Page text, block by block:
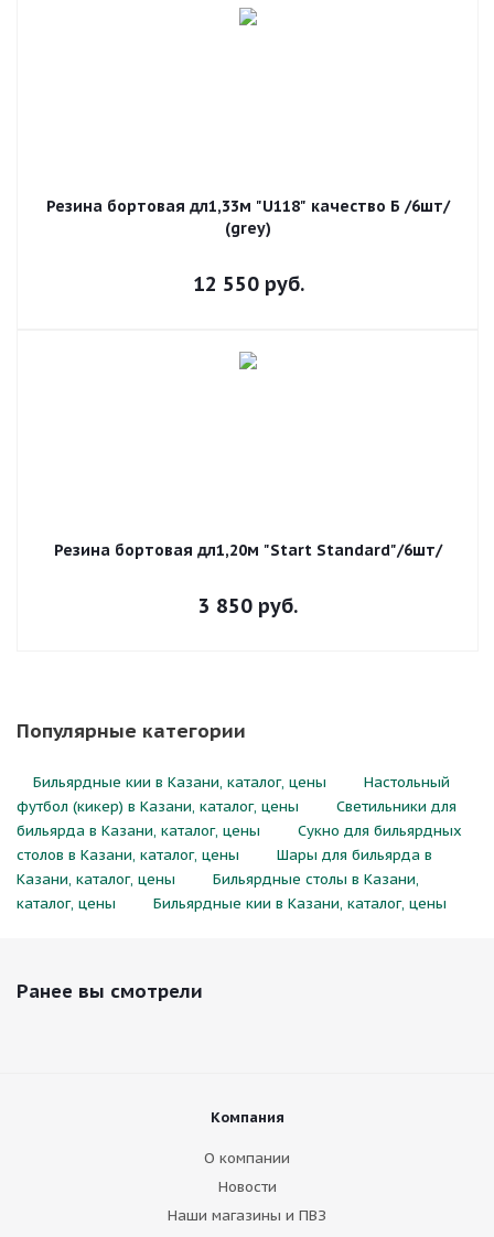
Резина бортовая дл1,33м "U118" качество Б /6шт/
(grey)
12 550руб.
Резина бортовая дл1,20м "Start Standard"/6шт/
3 850 руб.
Популярные категории
Бильярдные кии в Казани, каталог, цены
Настольный
футбол (кикер) в Казани, каталог, цены
Светильники для
бильярда в Казани, каталог, цены
Сукно для бильярдных
столов в Казани, каталог, цены
Шары для бильярда в
Казани, каталог, цены
Бильярдные столы в Казани,
каталог, цены
Бильярдные кии в Казани, каталог, цены
Ранее вы смотрели
Компания
О компании
Новости
Наши магазины и ПВЗ